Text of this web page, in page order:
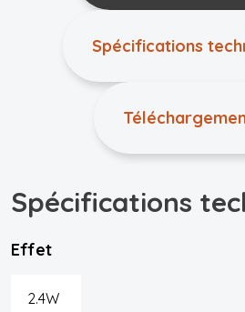
Spécifications
Spécifications
Effet
2.4W